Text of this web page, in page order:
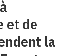
et de
la